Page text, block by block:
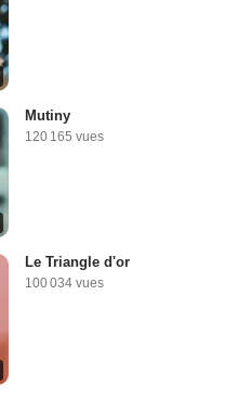
Mutiny
120 165 vues
Le Triangle d'or
100 034 vues